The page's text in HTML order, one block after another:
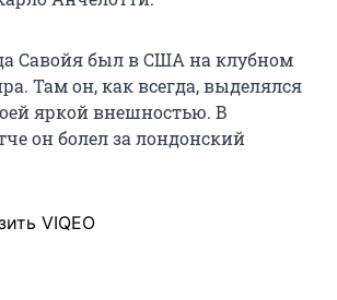
Савойя был в США на клубном
Там он, как всегда, выделялся
яркой внешностью. В
он болел за лондонский
VIQEO